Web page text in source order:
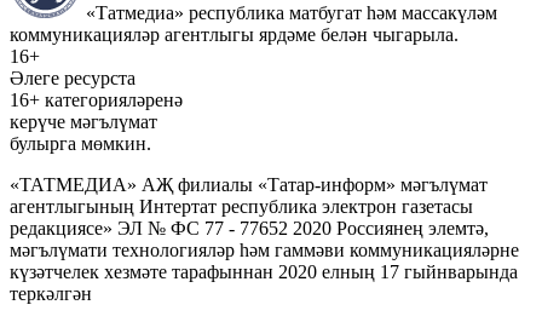
«Татмедиа» республика матбугат һәм массакүләм
коммуникацияләр агентлыгы ярдәме белән чыгарыла.
16+
Әлеге ресурста
16+ категорияләренә
керүче мәгълүмат
булырга мөмкин.
«ТАТМЕДИА» АҖ филиалы «Татар-информ» мәгълүмат
агентлыгының Интертат республика электрон газетасы
редакциясе» ЭЛ № ФС 77 - 77652 2020 Россиянең элемтә,
мәгълүмати технологияләр һәм гаммәви коммуникацияләрне
күзәтчелек хезмәте тарафыннан 2020 елның 17 гыйнварында
теркәлгән